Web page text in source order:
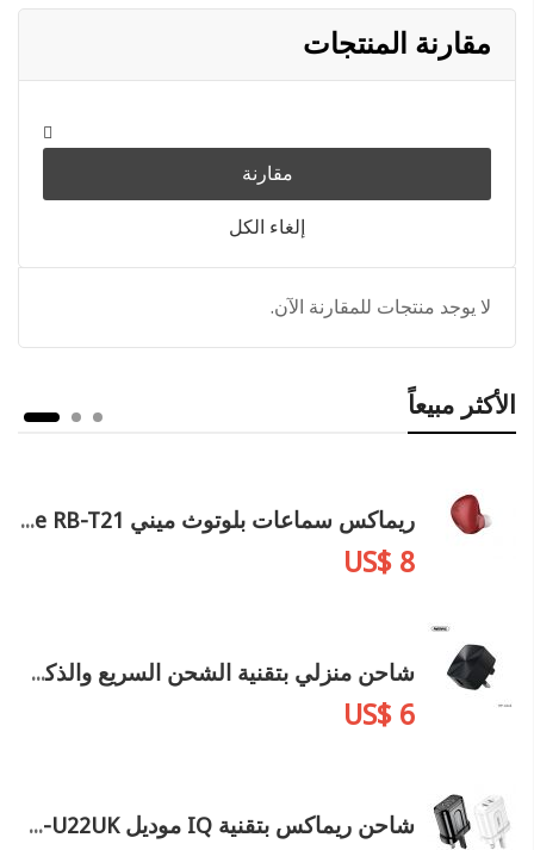
مقارنة المنتجات
مقارنة
إلغاء الكل
لا يوجد منتجات للمقارنة الآن.
الأكثر مبيعاً
ريماكس سماعات بلوتوث ميني Single-Side Earphone RB-T21
US$ 8
شاحن منزلي بتقنية الشحن السريع والذكي RP-U114
US$ 6
شاحن ريماكس بتقنية IQ موديل RP-U22UK